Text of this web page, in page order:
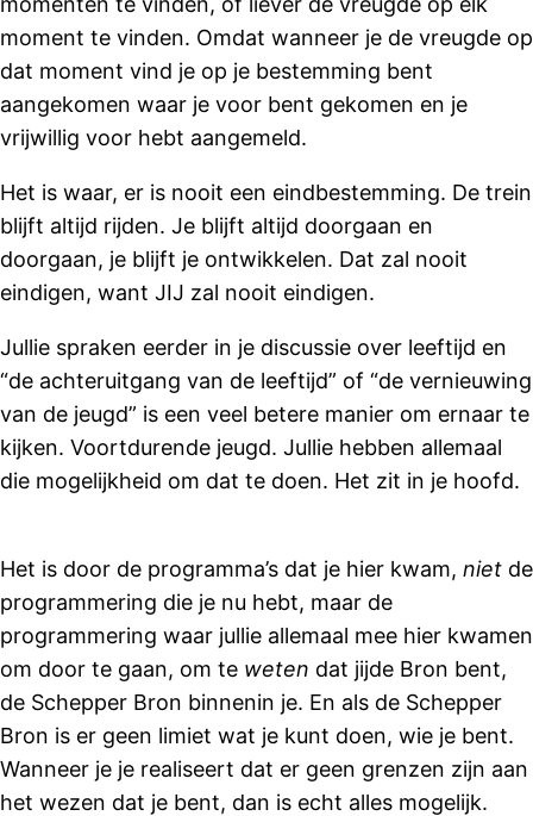
moment te vinden. Omdat wanneer je de vreugde op
dat moment vind je op je bestemming bent
aangekomen waar je voor bent gekomen en je
vrijwillig voor hebt aangemeld.
Het is waar, er is nooit een eindbestemming. De trein
blijft altijd rijden. Je blijft altijd doorgaan en
doorgaan, je blijft je ontwikkelen. Dat zal nooit
eindigen, want JIJ zal nooit eindigen.
Jullie spraken eerder in je discussie over leeftijd en
“de achteruitgang van de leeftijd” of “de vernieuwing
van de jeugd” is een veel betere manier om ernaar te
kijken. Voortdurende jeugd. Jullie hebben allemaal
die mogelijkheid om dat te doen. Het zit in je hoofd.
Het is door de programma’s dat je hier kwam, niet de
programmering die je nu hebt, maar de
programmering waar jullie allemaal mee hier kwamen
om door te gaan, om te weten dat jijde Bron bent,
de Schepper Bron binnenin je. En als de Schepper
Bron is er geen limiet wat je kunt doen, wie je bent.
Wanneer je je realiseert dat er geen grenzen zijn aan
het wezen dat je bent, dan is echt alles mogelijk.